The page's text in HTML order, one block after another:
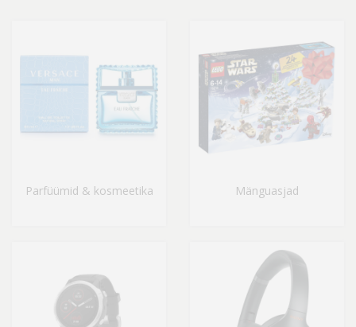
Parfüümid & kosmeetika Mänguasjad